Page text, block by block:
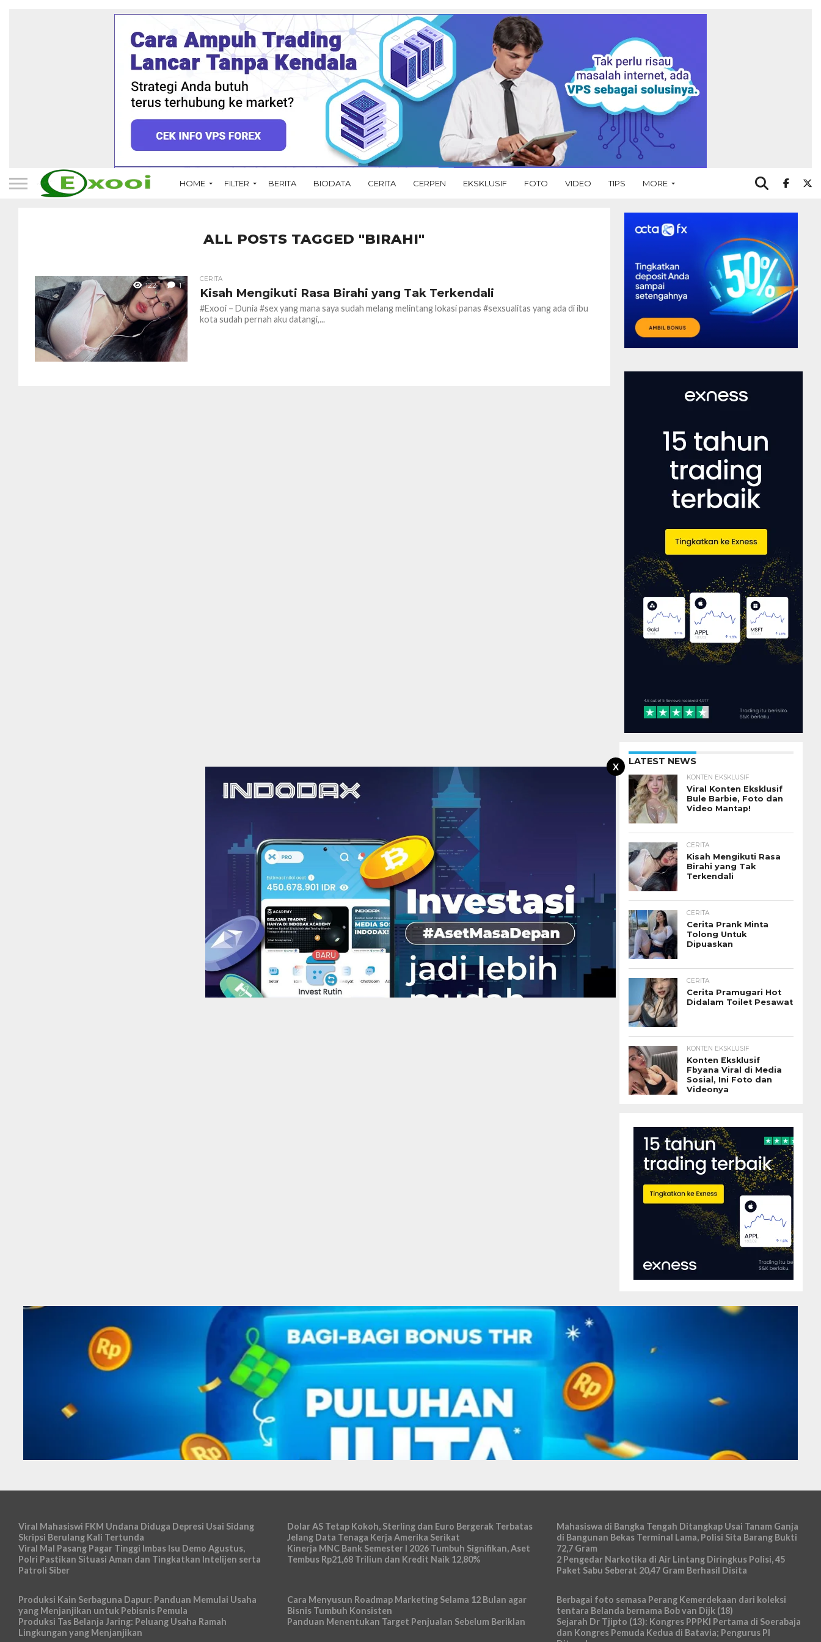
X
HOME FILTER BERITA BIODATA CERITA CERPEN EKSKLUSIF FOTO VIDEO TIPS MORE
ALL POSTS TAGGED "BIRAHI"
122 1
CERITA
Kisah Mengikuti Rasa Birahi yang Tak Terkendali
#Exooi – Dunia #sex yang mana saya sudah melang melintang lokasi panas #sexsualitas yang ada di ibu
kota sudah pernah aku datangi,...
LATEST NEWS
KONTEN EKSKLUSIF
Viral Konten Eksklusif
Bule Barbie, Foto dan
Video Mantap!
CERITA
Kisah Mengikuti Rasa
Birahi yang Tak
Terkendali
CERITA
Cerita Prank Minta
Tolong Untuk
Dipuaskan
CERITA
Cerita Pramugari Hot
Didalam Toilet Pesawat
KONTEN EKSKLUSIF
Konten Eksklusif
Fbyana Viral di Media
Sosial, Ini Foto dan
Videonya
Viral Mahasiswi FKM Undana Diduga Depresi Usai Sidang
Skripsi Berulang Kali Tertunda
Viral Mal Pasang Pagar Tinggi Imbas Isu Demo Agustus,
Polri Pastikan Situasi Aman dan Tingkatkan Intelijen serta
Patroli Siber
Dolar AS Tetap Kokoh, Sterling dan Euro Bergerak Terbatas
Jelang Data Tenaga Kerja Amerika Serikat
Kinerja MNC Bank Semester I 2026 Tumbuh Signifikan, Aset
Tembus Rp21,68 Triliun dan Kredit Naik 12,80%
Mahasiswa di Bangka Tengah Ditangkap Usai Tanam Ganja
di Bangunan Bekas Terminal Lama, Polisi Sita Barang Bukti
72,7 Gram
2 Pengedar Narkotika di Air Lintang Diringkus Polisi, 45
Paket Sabu Seberat 20,47 Gram Berhasil Disita
Produksi Kain Serbaguna Dapur: Panduan Memulai Usaha
yang Menjanjikan untuk Pebisnis Pemula
Produksi Tas Belanja Jaring: Peluang Usaha Ramah
Lingkungan yang Menjanjikan
Cara Menyusun Roadmap Marketing Selama 12 Bulan agar
Bisnis Tumbuh Konsisten
Panduan Menentukan Target Penjualan Sebelum Beriklan
Berbagai foto semasa Perang Kemerdekaan dari koleksi
tentara Belanda bernama Bob van Dijk (18)
Sejarah Dr Tjipto (13): Kongres PPPKI Pertama di Soerabaja
dan Kongres Pemuda Kedua di Batavia; Pengurus PI